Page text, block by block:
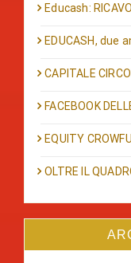
Educash: RICAVO
EDUCASH, due
CAPITALE
FACEBOOK
EQUITY
OLTRE IL